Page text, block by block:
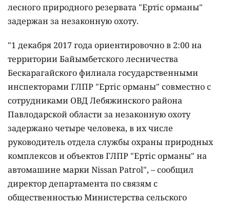
лесного природного резервата "Ертіс орманы"
задержан за незаконную охоту.
"1 декабря 2017 года ориентировочно в 2:00 на
территории Байымбетского лесничества
Бескарагайского филиала государственными
инспекторами ГЛПР "Ертіс орманы" совместно с
сотрудниками ОВД Лебяжинского района
Павлодарской области за незаконную охоту
задержано четыре человека, в их числе
руководитель отдела службы охраны природных
комплексов и объектов ГЛПР "Ертіс орманы" на
автомашине марки Nissan Patrol", – сообщил
директор департамента по связям с
общественностью Министерства сельского